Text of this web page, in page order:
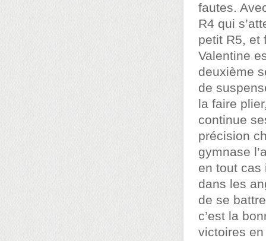
fautes.
R4 qui
petit R5, et
Valentine
deuxième
de
la faire
continue
précision
gymnase
en tout cas
dans les
de se
c’est la
victoires